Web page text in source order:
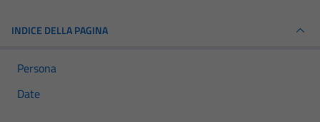
INDICE DELLA PAGINA
Persona
Date